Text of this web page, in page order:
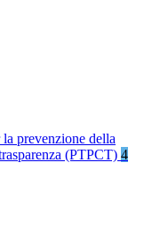
prevenzione della
(PTPCT) 4